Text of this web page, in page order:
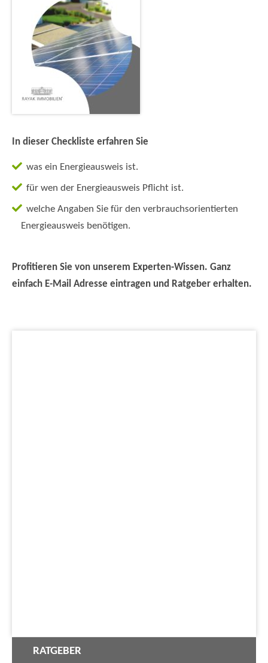
In dieser Checkliste erfahren Sie
was ein Energieausweis ist.
für wen der Energieausweis Pflicht ist.
welche Angaben Sie für den verbrauchsorientierten
Energieausweis benötigen.
Profitieren Sie von unserem Experten-Wissen. Ganz
einfach E-Mail Adresse eintragen und Ratgeber erhalten.
RATGEBER